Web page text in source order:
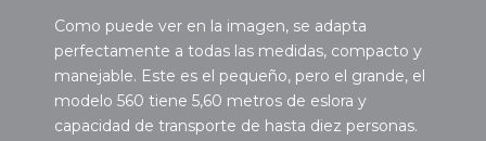
Como puede ver en la imagen, se adapta
perfectamente a todas las medidas, compacto y
manejable. Este es el pequeño, pero el grande, el
modelo 560 tiene 5,60 metros de eslora y
capacidad de transporte de hasta diez personas.